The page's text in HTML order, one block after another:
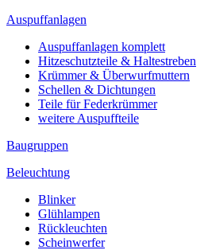
Auspuffanlagen
Auspuffanlagen komplett
Hitzeschutzteile & Haltestreben
Krümmer & Überwurfmuttern
Schellen & Dichtungen
Teile für Federkrümmer
weitere Auspuffteile
Baugruppen
Beleuchtung
Blinker
Glühlampen
Rückleuchten
Scheinwerfer